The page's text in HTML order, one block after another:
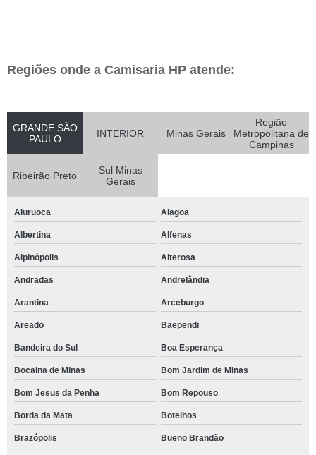
Regiões onde a Camisaria HP atende:
GRANDE SÃO
PAULO
INTERIOR Minas Gerais
Região
Metropolitana de
Campinas
Ribeirão Preto
Sul Minas
Gerais
Aiuruoca Alagoa
Albertina Alfenas
Alpinópolis Alterosa
Andradas Andrelândia
Arantina Arceburgo
Areado Baependi
Bandeira do Sul Boa Esperança
Bocaina de Minas Bom Jardim de Minas
Bom Jesus da Penha Bom Repouso
Borda da Mata Botelhos
Brazópolis Bueno Brandão